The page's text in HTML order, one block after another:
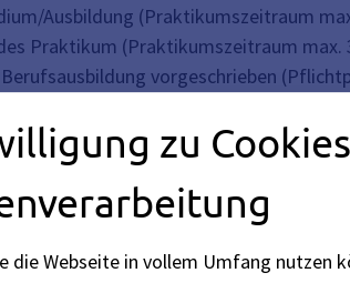
Ausbildung (Praktikumszeitraum
Praktikum (Praktikumszeitraum max.
vorgeschrieben
Maßnahme des Jobcenters/der
in Gemeinschaftseinrichtungen in
(hierunter fällt auch die bloße
zu
die Webseite in vollem Umfang nutzen